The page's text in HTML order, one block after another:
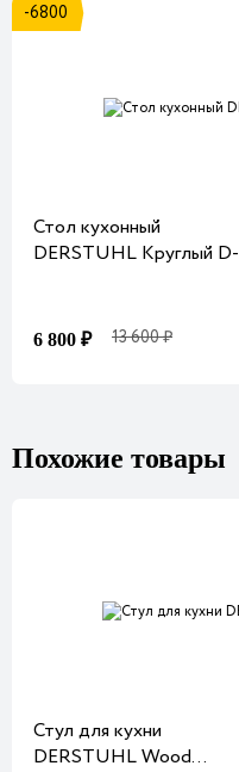
-6800
Стол кухонный
DERSTUHL Круглый D-
6 800 ₽ 13 600 ₽
Похожие товары
Стул для кухни
DERSTUHL Wood